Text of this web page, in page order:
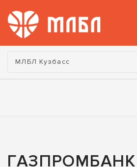
Турнир:
МЛБЛ Кузбасс